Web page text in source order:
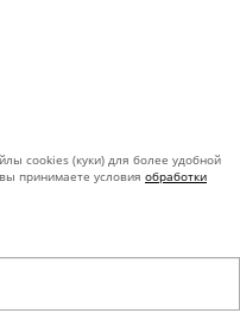
cookies (куки) для более удобной
принимаете условия обработки